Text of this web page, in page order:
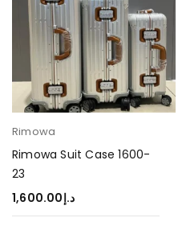
Rimowa
Rimowa Suit Case 1600-
23
د.إ1,600.00